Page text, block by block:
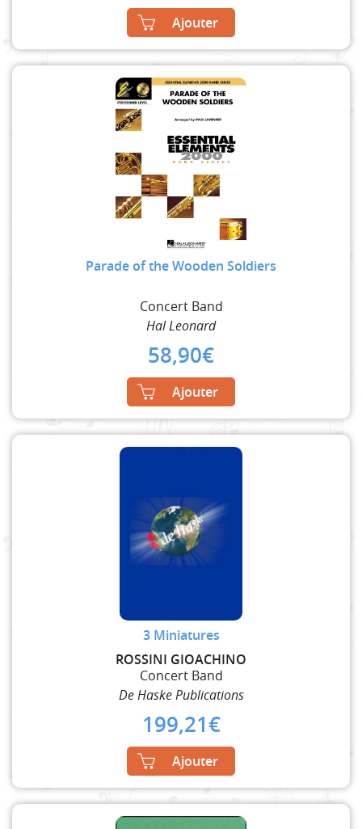
Ajouter
Parade of the Wooden Soldiers
Concert Band
Hal Leonard
58,90€
Ajouter
3 Miniatures
ROSSINI GIOACHINO
Concert Band
De Haske Publications
199,21€
Ajouter